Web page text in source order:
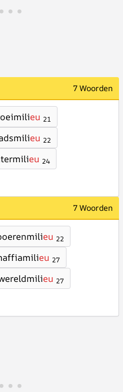
7 Woorden
eu 21
eu 22
eu 24
7 Woorden
eu 22
eu 27
eu 27